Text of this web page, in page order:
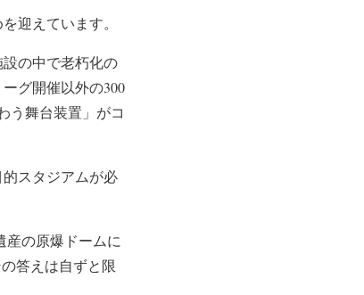
迎えています。
の中で老朽化の
グ開催以外の300
う舞台装置」がコ
スタジアムが必
産の原爆ドームに
答えは自ずと限